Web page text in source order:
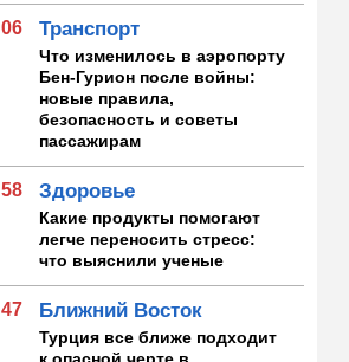
Транспорт
Что изменилось в аэропорту
Бен-Гурион после войны:
новые правила,
безопасность и советы
пассажирам
Здоровье
Какие продукты помогают
легче переносить стресс:
что выяснили ученые
Ближний Восток
Турция все ближе подходит
к опасной черте в